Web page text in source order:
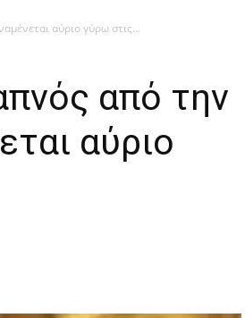
αύριο γύρω στις...
από την
αύριο